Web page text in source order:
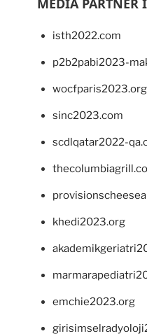
MEDIA PARTNER
isth2022.com
p2b2pabi2023-
wocfparis2023.org
sinc2023.com
scdlqatar2022-
khedi2023.org
emchie2023.org